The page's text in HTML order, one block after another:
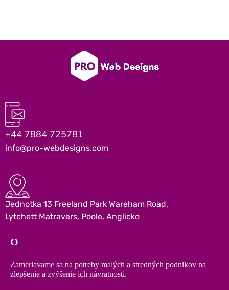
+44 7884 725781
info@pro-webdesigns.com
Jednotka 13 Freeland Park Wareham Road,
Lytchett Matravers, Poole, Anglicko
O
Zameriavame sa na potreby malých a stredných podnikov na
zlepšenie a zvýšenie ich návratnosti.